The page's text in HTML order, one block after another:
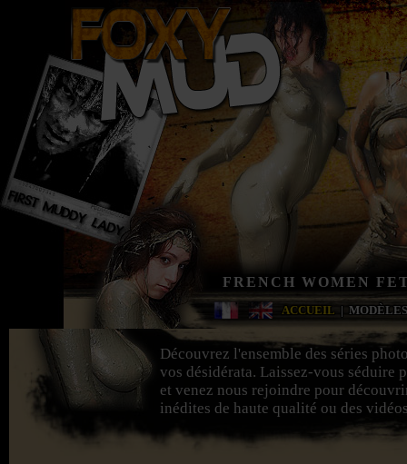
FRENCH WOMEN
ACCUEIL | MODÈLES
Découvrez l'ensemble des séries
vos désidérata. Laissez-vous séduire
et venez nous rejoindre pour
inédites de haute qualité ou des